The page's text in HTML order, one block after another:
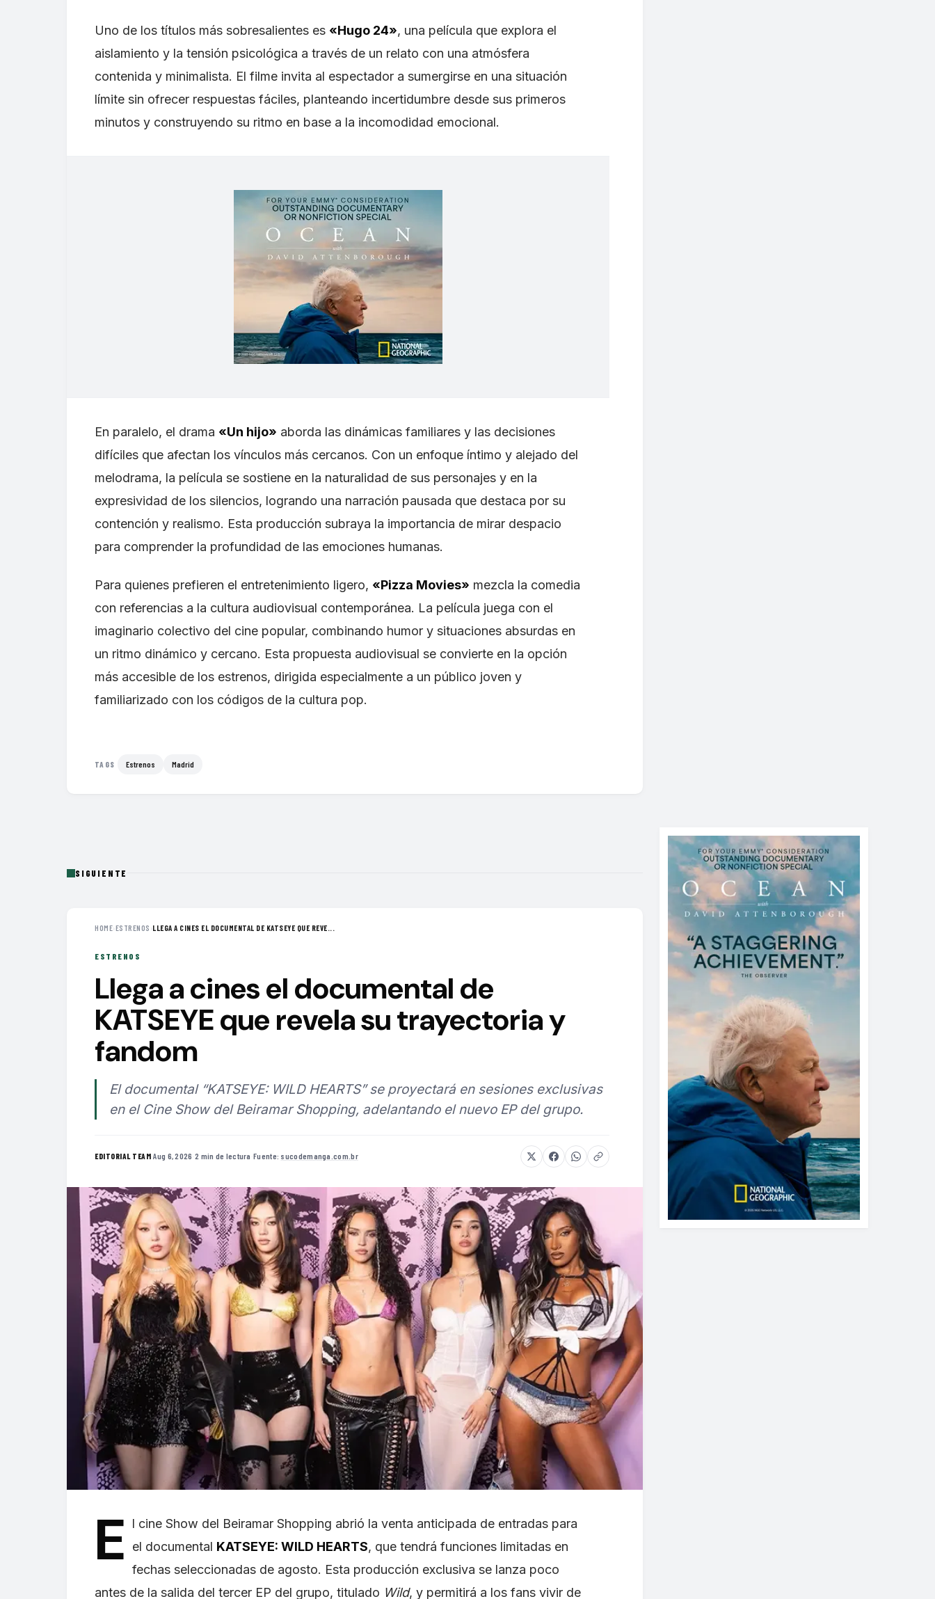
Uno de los títulos más sobresalientes es «Hugo 24», una película que explora el
aislamiento y la tensión psicológica a través de un relato con una atmósfera
contenida y minimalista. El filme invita al espectador a sumergirse en una situación
límite sin ofrecer respuestas fáciles, planteando incertidumbre desde sus primeros
minutos y construyendo su ritmo en base a la incomodidad emocional.
En paralelo, el drama «Un hijo» aborda las dinámicas familiares y las decisiones
difíciles que afectan los vínculos más cercanos. Con un enfoque íntimo y alejado del
melodrama, la película se sostiene en la naturalidad de sus personajes y en la
expresividad de los silencios, logrando una narración pausada que destaca por su
contención y realismo. Esta producción subraya la importancia de mirar despacio
para comprender la profundidad de las emociones humanas.
Para quienes prefieren el entretenimiento ligero, «Pizza Movies» mezcla la comedia
con referencias a la cultura audiovisual contemporánea. La película juega con el
imaginario colectivo del cine popular, combinando humor y situaciones absurdas en
un ritmo dinámico y cercano. Esta propuesta audiovisual se convierte en la opción
más accesible de los estrenos, dirigida especialmente a un público joven y
familiarizado con los códigos de la cultura pop.
TAGS Estrenos Madrid
SIGUIENTE
HOME›ESTRENOS ›LLEGA A CINES EL DOCUMENTAL DE KATSEYE QUE REVE...
ESTRENOS
Llega a cines el documental de
KATSEYE que revela su trayectoria y
fandom
El documental “KATSEYE: WILD HEARTS” se proyectará en sesiones exclusivas
en el Cine Show del Beiramar Shopping, adelantando el nuevo EP del grupo.
EDITORIAL TEAM·Aug 6, 2026 ·2 min de lectura ·Fuente: sucodemanga.com.br
E
l cine Show del Beiramar Shopping abrió la venta anticipada de entradas para
el documental KATSEYE: WILD HEARTS, que tendrá funciones limitadas en
fechas seleccionadas de agosto. Esta producción exclusiva se lanza poco
antes de la salida del tercer EP del grupo, titulado Wild, y permitirá a los fans vivir de